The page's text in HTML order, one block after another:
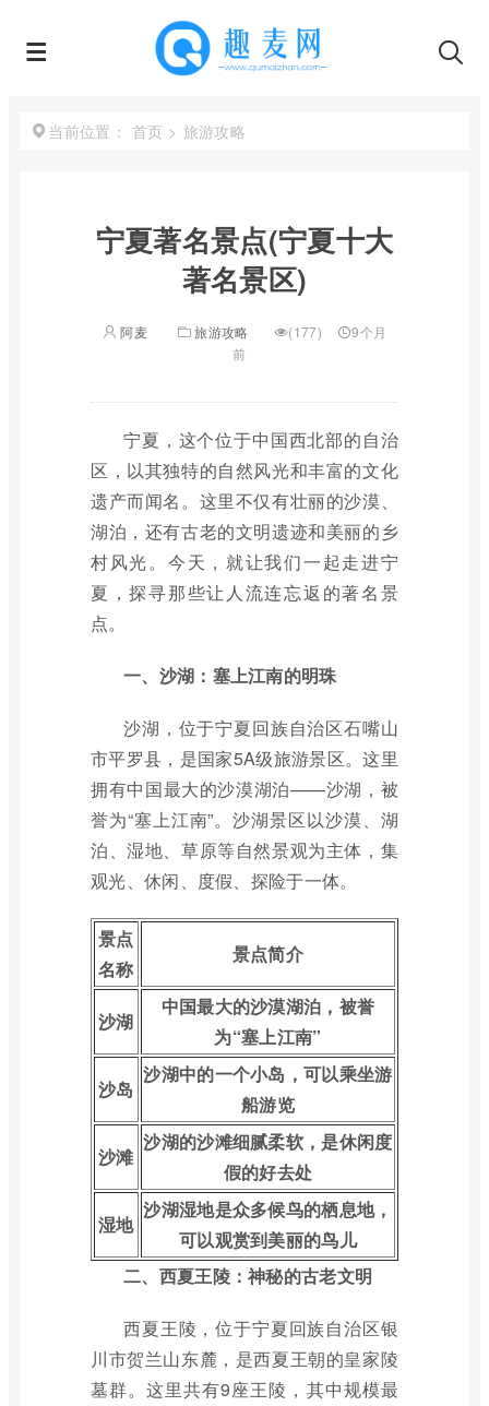
当前位置： 首页 > 旅游攻略
宁夏著名景点(宁夏十大
著名景区)
阿麦 旅游攻略 (177)
9个月
前
宁夏，这个位于中国西北部的自治
区，以其独特的自然风光和丰富的文化
遗产而闻名。这里不仅有壮丽的沙漠、
湖泊，还有古老的文明遗迹和美丽的乡
村风光。今天，就让我们一起走进宁
夏，探寻那些让人流连忘返的著名景
点。
一、沙湖：塞上江南的明珠
沙湖，位于宁夏回族自治区石嘴山
市平罗县，是国家5A级旅游景区。这里
拥有中国最大的沙漠湖泊——沙湖，被
誉为“塞上江南”。沙湖景区以沙漠、湖
泊、湿地、草原等自然景观为主体，集
观光、休闲、度假、探险于一体。
景点
名称
景点简介
沙湖
中国最大的沙漠湖泊，被誉
为“塞上江南”
沙岛
沙湖中的一个小岛，可以乘坐游
船游览
沙滩
沙湖的沙滩细腻柔软，是休闲度
假的好去处
湿地
沙湖湿地是众多候鸟的栖息地，
可以观赏到美丽的鸟儿
二、西夏王陵：神秘的古老文明
西夏王陵，位于宁夏回族自治区银
川市贺兰山东麓，是西夏王朝的皇家陵
墓群。这里共有9座王陵，其中规模最